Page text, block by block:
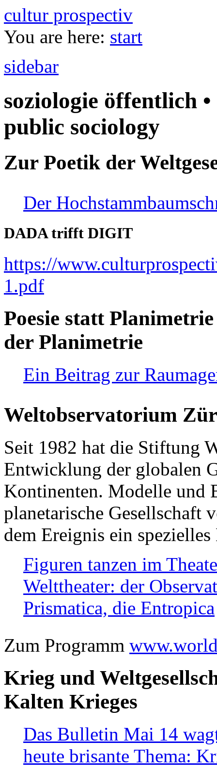
cultur prospectiv
You are here: start
sidebar
soziologie öffentlich
public sociology
Zur Poetik der
Der
DADA trifft DIGIT
https://
1.pdf
Poesie statt
der Planimetrie
Ein Beitrag zur
Weltobservatorium
Seit 1982 hat die Stiftung
Entwicklung der globalen
Kontinenten. Modelle und
planetarische Gesellschaft
dem Ereignis ein
Figuren tanzen im
Welttheater: der
Prismatica, die Entropica
Zum Programm
Krieg und
Kalten Krieges
Das Bulletin Mai 14
heute brisante Thema: